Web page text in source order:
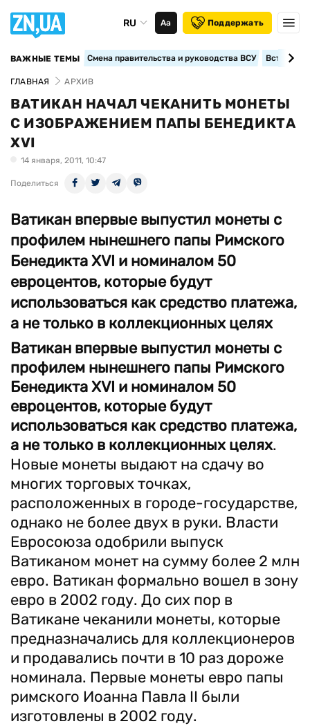
RU Аа Поддержать
ВАЖНЫЕ ТЕМЫ Смена правительства и руководства ВСУ
ГЛАВНАЯ АРХИВ
ВАТИКАН НАЧАЛ ЧЕКАНИТЬ МОНЕТЫ
С ИЗОБРАЖЕНИЕМ ПАПЫ БЕНЕДИКТА
XVI
14 января, 2011, 10:47
Поделиться
Ватикан впервые выпустил монеты с
профилем нынешнего папы Римского
Бенедикта XVI и номиналом 50
евроцентов, которые будут
использоваться как средство платежа,
а не только в коллекционных целях
Ватикан впервые выпустил монеты с
профилем нынешнего папы Римского
Бенедикта XVI и номиналом 50
евроцентов, которые будут
использоваться как средство платежа,
а не только в коллекционных целях.
Новые монеты выдают на сдачу во
многих торговых точках,
расположенных в городе-государстве,
однако не более двух в руки. Власти
Евросоюза одобрили выпуск
Ватиканом монет на сумму более 2 млн
евро. Ватикан формально вошел в зону
евро в 2002 году. До сих пор в
Ватикане чеканили монеты, которые
предназначались для коллекционеров
и продавались почти в 10 раз дороже
номинала. Первые монеты евро папы
римского Иоанна Павла II были
изготовлены в 2002 году.